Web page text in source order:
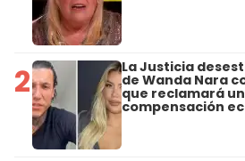
2 La Justicia
de Wanda Nara
que reclamará
compensación